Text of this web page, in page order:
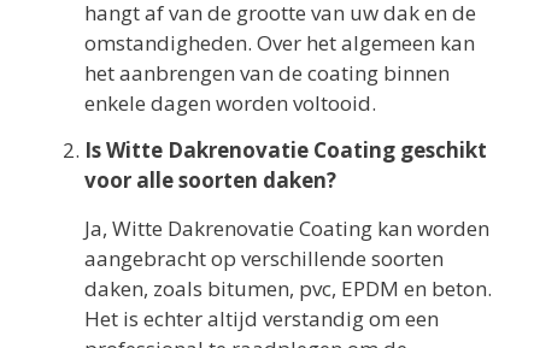
hangt af van de grootte van uw dak en de
omstandigheden. Over het algemeen kan
het aanbrengen van de coating binnen
enkele dagen worden voltooid.
Is Witte Dakrenovatie Coating geschikt
voor alle soorten daken?
Ja, Witte Dakrenovatie Coating kan worden
aangebracht op verschillende soorten
daken, zoals bitumen, pvc, EPDM en beton.
Het is echter altijd verstandig om een